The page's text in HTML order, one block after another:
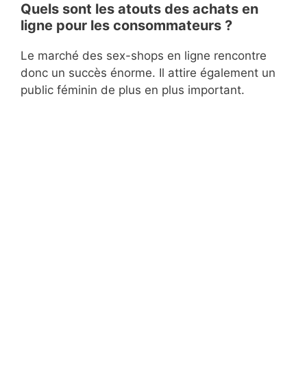
Quels sont les atouts des achats en
ligne pour les consommateurs ?
Le marché des sex-shops en ligne rencontre
donc un succès énorme. Il attire également un
public féminin de plus en plus important.